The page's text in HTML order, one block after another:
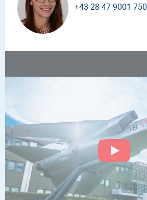
+43 28 47 9001 750